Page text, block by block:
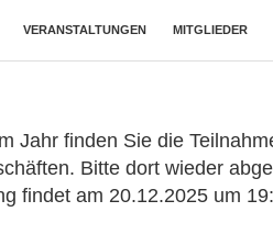
VERANSTALTUNGEN MITGLIEDER
Jahr finden Sie die
Bitte dort wieder
findet am 20.12.2025 um